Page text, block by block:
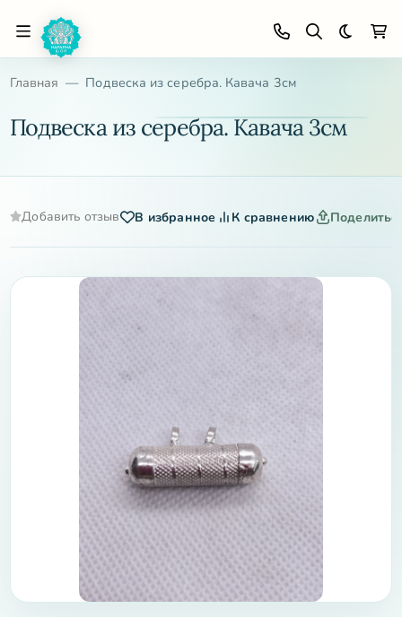
Темная
Главная Подвеска из серебра. Кавача 3см
Подвеска из серебра. Кавача 3см
Добавить отзыв В избранное К сравнению